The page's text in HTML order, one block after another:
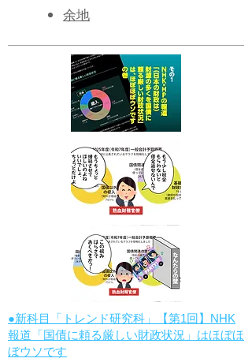
余地
●新科目「トレンド研究科」【第1回】NHK
報道「国債に頼る厳しい財政状況」はほぼほ
ぼウソです